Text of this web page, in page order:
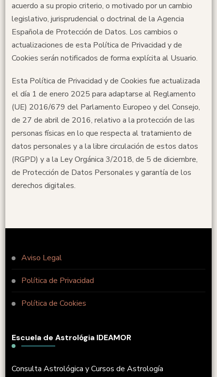
acuerdo a su propio criterio, o motivado por un cambio
legislativo, jurisprudencial o doctrinal de la Agencia
Española de Protección de Datos. Los cambios o
actualizaciones de esta Política de Privacidad y de
Cookies serán notificados de forma explícita al Usuario.
Esta Política de Privacidad y de Cookies fue actualizada
el día 1 de enero 2025 para adaptarse al Reglamento
(UE) 2016/679 del Parlamento Europeo y del Consejo,
de 27 de abril de 2016, relativo a la protección de las
personas físicas en lo que respecta al tratamiento de
datos personales y a la libre circulación de estos datos
(RGPD) y a la Ley Orgánica 3/2018, de 5 de diciembre,
de Protección de Datos Personales y garantía de los
derechos digitales.
Aviso Legal
Política de Privacidad
Política de Cookies
Escuela de Astrológia IDEAMOR
Consulta Astrológica y Cursos de Astrología